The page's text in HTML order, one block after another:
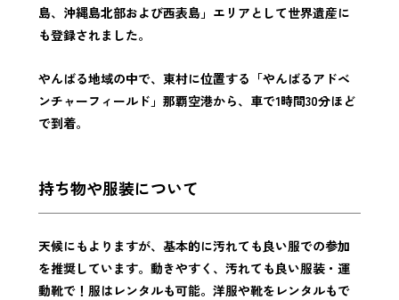
島、沖縄島北部および西表島」エリアとして世界遺産に
も登録されました。
やんばる地域の中で、東村に位置する「やんばるアドベ
ンチャーフィールド」那覇空港から、車で1時間30分ほど
で到着。
持ち物や服装について
天候にもよりますが、基本的に汚れても良い服での参加
を推奨しています。動きやすく、汚れても良い服装・運
動靴で！服はレンタルも可能。洋服や靴をレンタルもで